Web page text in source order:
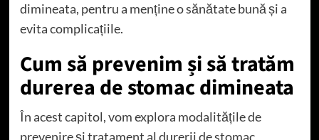
dimineata, pentru a menține o sănătate bună și a
evita complicațiile.
Cum să prevenim și să tratăm
durerea de stomac dimineata
În acest capitol, vom explora modalitățile de
prevenire și tratament al durerii de stomac